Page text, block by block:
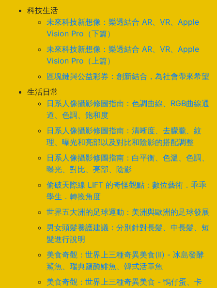
科技生活
未來科技新想像：樂透結合 AR、VR、Apple
Vision Pro（下篇）
未來科技新想像：樂透結合 AR、VR、Apple
Vision Pro（上篇）
區塊鏈與公益彩券：創新結合，為社會帶來希望
生活日常
日系人像攝影修圖指南：色調曲線、RGB曲線通
道、色調、飽和度
日系人像攝影修圖指南：清晰度、去朦朧、紋
理、曝光和亮部以及對比和陰影的搭配調整
日系人像攝影修圖指南：白平衡、色溫、色調、
曝光、對比、亮部、陰影
偷破天際線 LIFT 的奇怪觀點：數位藝術．乖乖
學生．轉換角度
世界五大洲的足球運動：美洲與歐洲的足球發展
男女頭髮養護建議：分別針對長髮、中長髮、短
髮進行說明
美食奇觀：世界上三種奇異美食(II) - 冰島發酵
鯊魚、瑞典鹽醃鯡魚、韓式活章魚
美食奇觀：世界上三種奇異美食 - 鴨仔蛋、卡